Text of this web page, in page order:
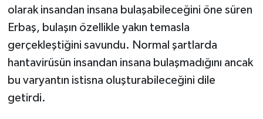
olarak insandan insana bulaşabileceğini öne süren
Erbaş, bulaşın özellikle yakın temasla
gerçekleştiğini savundu. Normal şartlarda
hantavirüsün insandan insana bulaşmadığını ancak
bu varyantın istisna oluşturabileceğini dile
getirdi.